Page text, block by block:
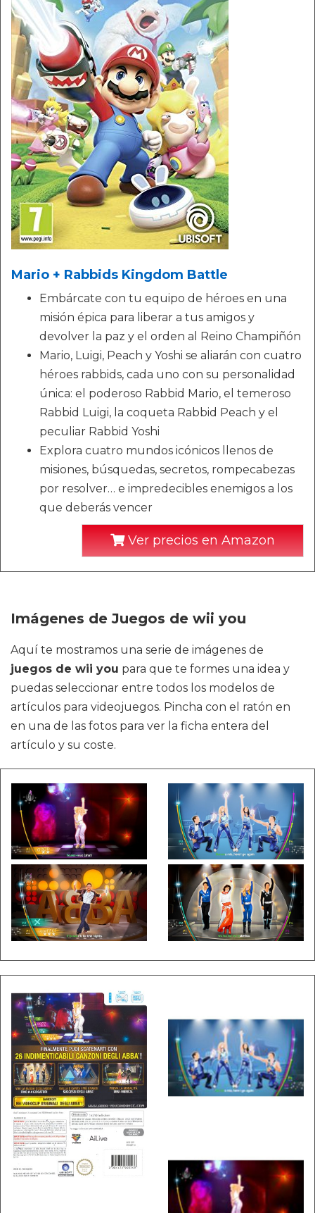
Mario + Rabbids Kingdom Battle
Embárcate con tu equipo de héroes en una
misión épica para liberar a tus amigos y
devolver la paz y el orden al Reino Champiñón
Mario, Luigi, Peach y Yoshi se aliarán con cuatro
héroes rabbids, cada uno con su personalidad
única: el poderoso Rabbid Mario, el temeroso
Rabbid Luigi, la coqueta Rabbid Peach y el
peculiar Rabbid Yoshi
Explora cuatro mundos icónicos llenos de
misiones, búsquedas, secretos, rompecabezas
por resolver… e impredecibles enemigos a los
que deberás vencer
Ver precios en Amazon
Imágenes de Juegos de wii you
Aquí te mostramos una serie de imágenes de
juegos de wii you para que te formes una idea y
puedas seleccionar entre todos los modelos de
artículos para videojuegos. Pincha con el ratón en
en una de las fotos para ver la ficha entera del
artículo y su coste.